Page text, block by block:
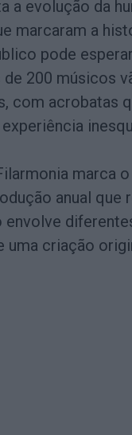
a evolução da
marcaram a
pode
200 músicos
com acrobatas
marca
anual
envolve
uma criação